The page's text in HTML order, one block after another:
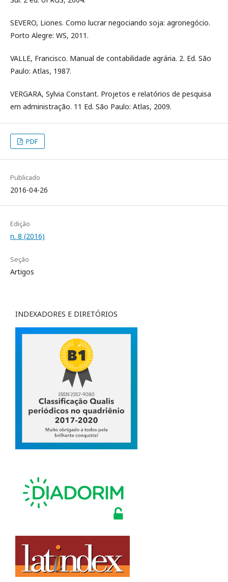
SEVERO, Liones. Como lucrar negociando soja: agronegócio.
Porto Alegre: WS, 2011.
VALLE, Francisco. Manual de contabilidade agrária. 2. Ed. São
Paulo: Atlas, 1987.
VERGARA, Sylvia Constant. Projetos e relatórios de pesquisa
em administração. 11 Ed. São Paulo: Atlas, 2009.
PDF
Publicado
2016-04-26
Edição
n. 8 (2016)
Seção
Artigos
INDEXADORES E DIRETÓRIOS